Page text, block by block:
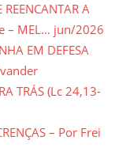
A
– MEL… jun/2026
EM DEFESA
TRÁS (Lc 24,13-
– Por Frei